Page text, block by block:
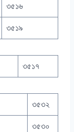
৩৫১৬
৩৫১৯
৩৫১৭
৩৫৩২
৩৫৩০